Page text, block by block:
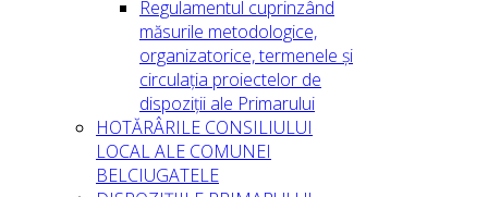
Regulamentul cuprinzând
măsurile metodologice,
organizatorice, termenele și
circulația proiectelor de
dispoziții ale Primarului
HOTĂRÂRILE CONSILIULUI
LOCAL ALE COMUNEI
BELCIUGATELE